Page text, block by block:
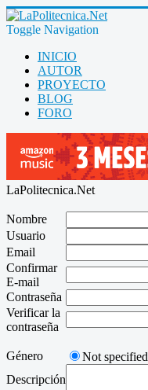
Toggle Navigation
INICIO
AUTOR
PROYECTO
BLOG
FORO
LaPolitecnica.Net
Nombre
Usuario
Email
Confirmar
E-mail
Contraseña
Verificar la
contraseña
Género
Not specified
Descripción